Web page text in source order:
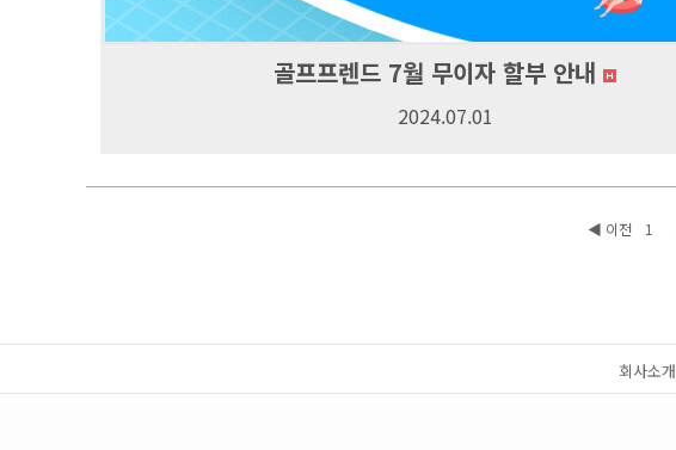
골프프렌드 7월 무이자 할부 안내
2024.07.01
◀ 이전 1
회사소개